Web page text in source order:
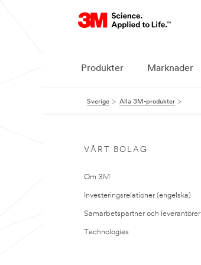
Produkter Marknader
Sverige Alla 3M-produkter
VÅRT BOLAG
Om 3M
Investeringsrelationer (engelska)
Samarbetspartner och leverantörer
Technologies